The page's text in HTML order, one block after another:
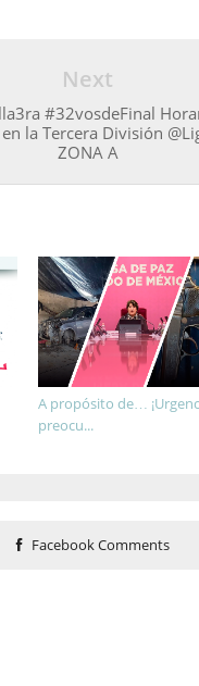
Next
#32vosdeFinal
la Tercera División
ZONA A
A propósito de…
preocu...
Facebook Comments